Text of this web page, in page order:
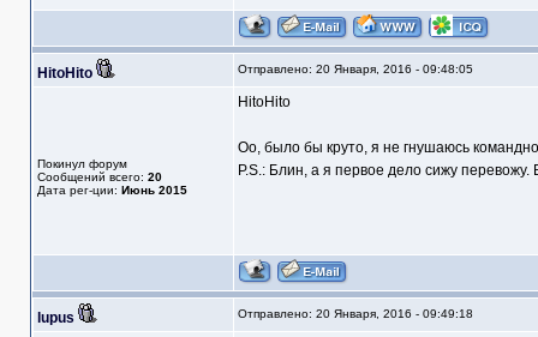
HitoHito Отправлено: 20 Января, 2016 - 09:48:05
Покинул форум
Сообщений всего: 20
Дата рег-ции: Июнь 2015
HitoHito
Оо, было бы круто, я не гнушаюсь
P.S.: Блин, а я первое дело сижу перевожу.
lupus Отправлено: 20 Января, 2016 - 09:49:18